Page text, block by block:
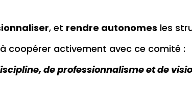
, et rendre autonomes les
coopérer activement avec ce comité :
de professionnalisme et de